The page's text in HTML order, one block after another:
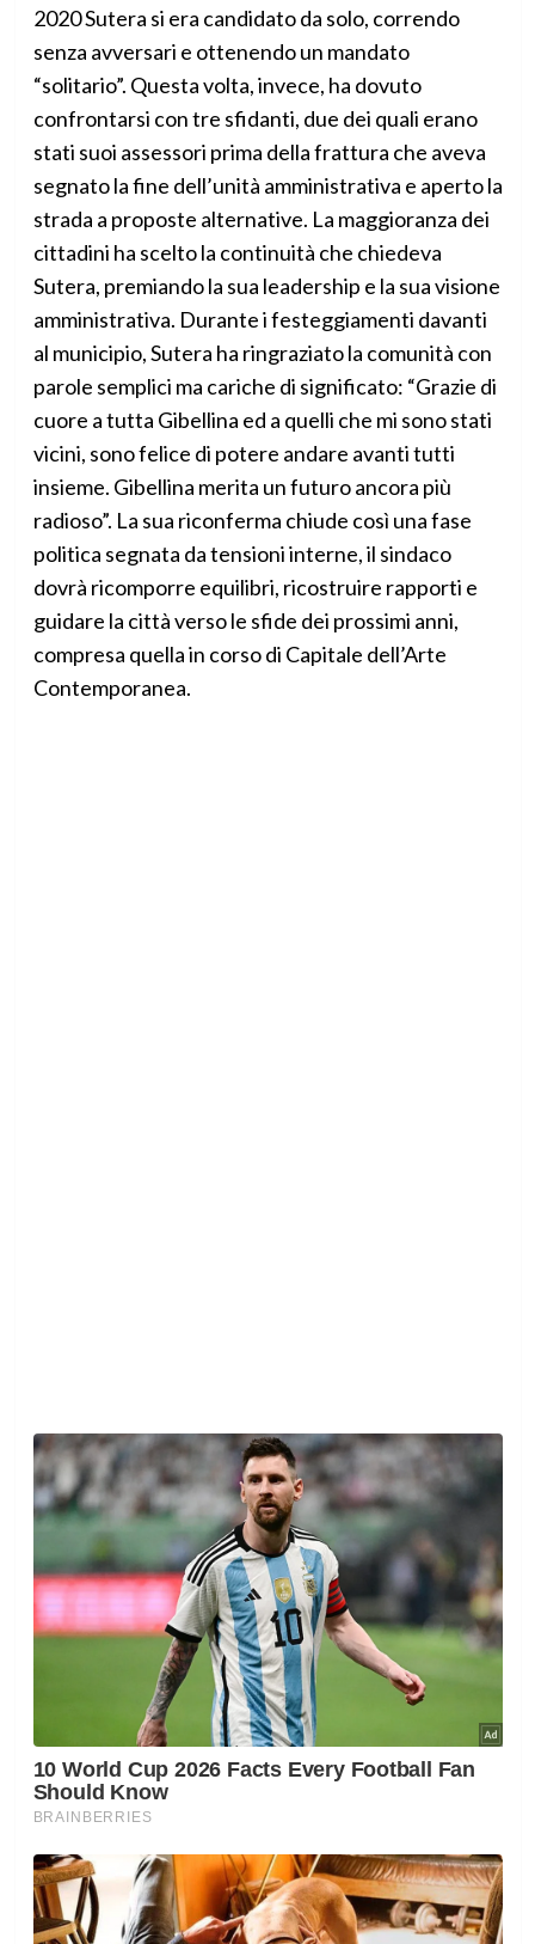
2020 Sutera si era candidato da solo, correndo
senza avversari e ottenendo un mandato
“solitario”. Questa volta, invece, ha dovuto
confrontarsi con tre sfidanti, due dei quali erano
stati suoi assessori prima della frattura che aveva
segnato la fine dell’unità amministrativa e aperto la
strada a proposte alternative. La maggioranza dei
cittadini ha scelto la continuità che chiedeva
Sutera, premiando la sua leadership e la sua visione
amministrativa. Durante i festeggiamenti davanti
al municipio, Sutera ha ringraziato la comunità con
parole semplici ma cariche di significato: “Grazie di
cuore a tutta Gibellina ed a quelli che mi sono stati
vicini, sono felice di potere andare avanti tutti
insieme. Gibellina merita un futuro ancora più
radioso”. La sua riconferma chiude così una fase
politica segnata da tensioni interne, il sindaco
dovrà ricomporre equilibri, ricostruire rapporti e
guidare la città verso le sfide dei prossimi anni,
compresa quella in corso di Capitale dell’Arte
Contemporanea.